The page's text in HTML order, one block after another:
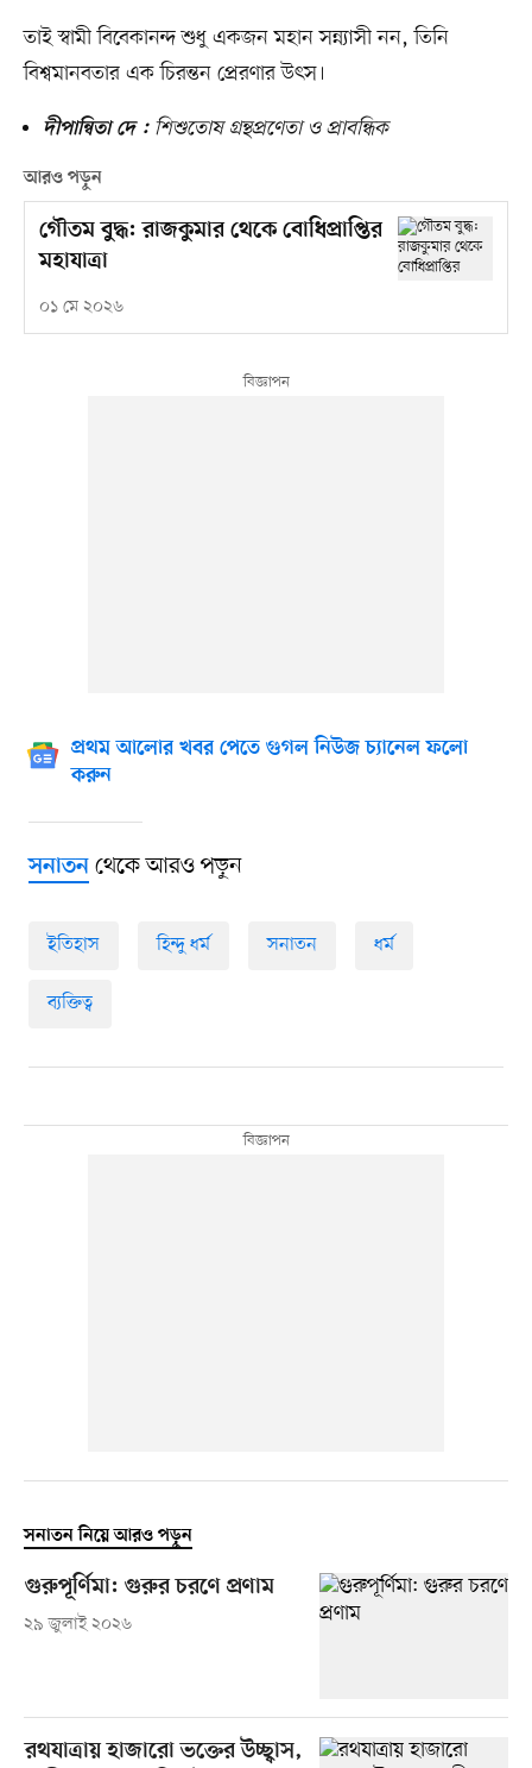
তাই স্বামী বিবেকানন্দ শুধু একজন মহান সন্ন্যাসী নন, তিনি
বিশ্বমানবতার এক চিরন্তন প্রেরণার উৎস।
দীপান্বিতা দে :শিশুতোষ গ্রন্থপ্রণেতা ও প্রাবন্ধিক
আরও পড়ুন
গৌতম বুদ্ধ: রাজকুমার থেকে বোধিপ্রাপ্তির
মহাযাত্রা
০১ মে ২০২৬
প্রথম আলোর খবর পেতে গুগল নিউজ চ্যানেল ফলো
করুন
সনাতনথেকে আরও পড়ুন
ইতিহাস হিন্দু ধর্ম সনাতন ধর্ম
ব্যক্তিত্ব
সনাতন নিয়ে আরও পড়ুন
গুরুপূর্ণিমা: গুরুর চরণে প্রণাম
২৯ জুলাই ২০২৬
রথযাত্রায় হাজারো ভক্তের উচ্ছ্বাস,